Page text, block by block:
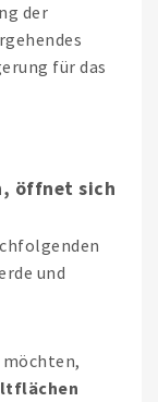
der
für das
öffnet sich
und
möchten,